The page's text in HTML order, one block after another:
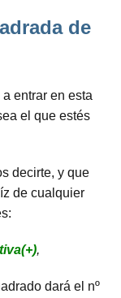
de
entrar en esta
el que estés
decirte, y que
de cualquier
,
dará el nº